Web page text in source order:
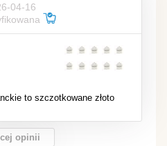
04-16
to szczotkowane złoto
opinii